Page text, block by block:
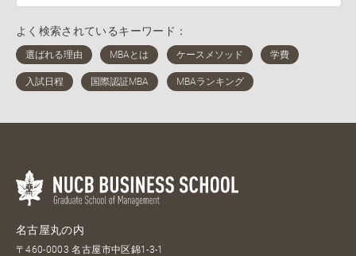
よく検索されているキーワード：
名古屋丸の内
〒460-0003 名古屋市中区錦1-3-1